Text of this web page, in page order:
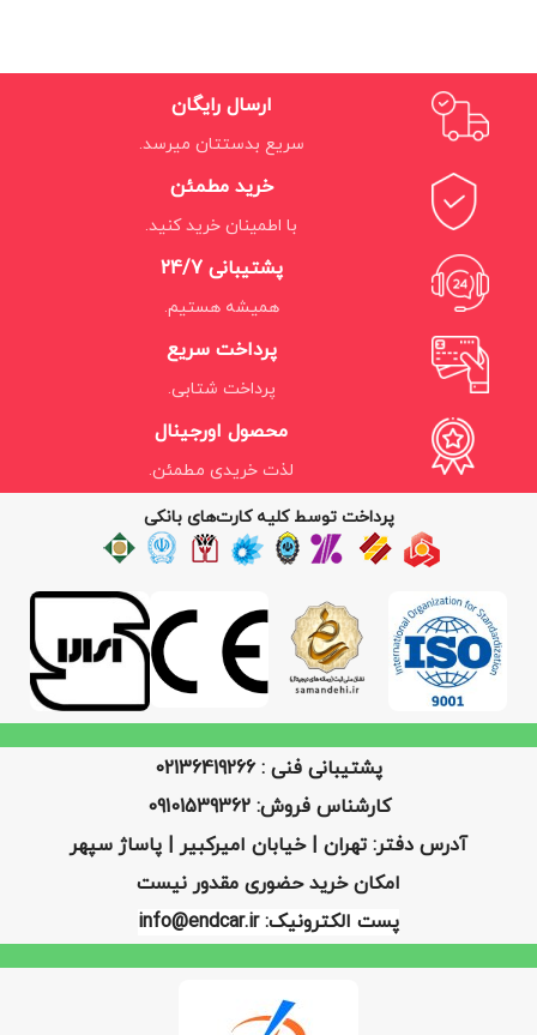
ارسال رایگان
سریع بدستتان میرسد.
خرید مطمئن
با اطمینان خرید کنید.
پشتیبانی 24/7
همیشه هستیم.
پرداخت سریع
پرداخت شتابی.
محصول اورجینال
لذت خریدی مطمئن.
پرداخت توسط کلیه کارت‌های بانکی
پشتیبانی فنی : 02136419266
کارشناس فروش: 09101539362
آدرس دفتر: تهران | خیابان امیرکبیر | پاساژ سپهر
امکان خرید حضوری مقدور نیست
پست الکترونیک: info@endcar.ir